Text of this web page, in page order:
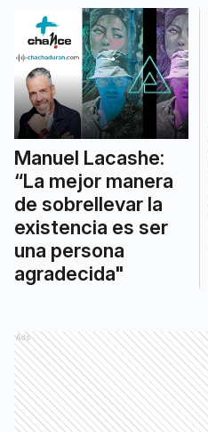
Manuel Lacashe:
“La mejor manera
de sobrellevar la
existencia es ser
una persona
agradecida"
Ads